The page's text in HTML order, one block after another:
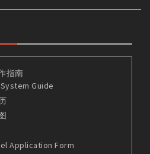
指南
Guide
Application Form